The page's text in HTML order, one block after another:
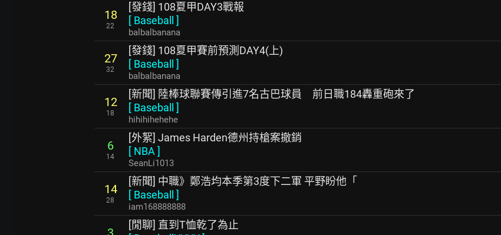
18
22
[發錢] 108夏甲DAY3戰報
[ Baseball ]
balbalbanana
27
32
[發錢] 108夏甲賽前預測DAY4(上)
[ Baseball ]
balbalbanana
12
18
[新聞] 陸棒球聯賽傳引進7名古巴球員 前日職184轟重砲來了
[ Baseball ]
hihihihehehe
6
14
[外絮] James Harden德州持槍案撤銷
[ NBA ]
SeanLi1013
14
28
[新聞] 中職》鄭浩均本季第3度下二軍 平野盼他「
[ Baseball ]
iam168888888
[閒聊] 直到T恤乾了為止